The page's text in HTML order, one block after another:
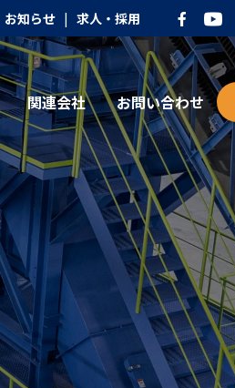
お知らせ | 求人・採用
関連会社 お問い合わせ